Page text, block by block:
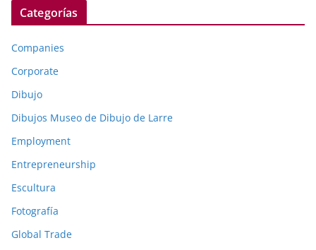
Categorías
Companies
Corporate
Dibujo
Dibujos Museo de Dibujo de Larre
Employment
Entrepreneurship
Escultura
Fotografía
Global Trade